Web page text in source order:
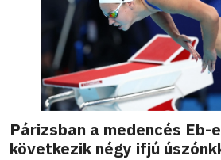
Párizsban a medencés Eb-
következik négy ifjú